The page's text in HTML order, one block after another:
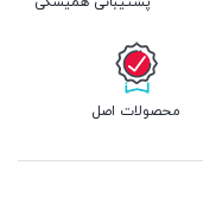
محصولات اصل